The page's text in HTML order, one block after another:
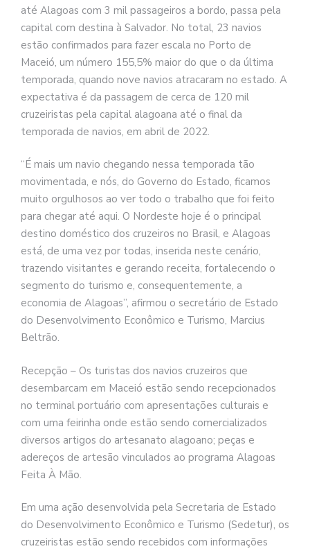
até Alagoas com 3 mil passageiros a bordo, passa pela
capital com destina à Salvador. No total, 23 navios
estão confirmados para fazer escala no Porto de
Maceió, um número 155,5% maior do que o da última
temporada, quando nove navios atracaram no estado. A
expectativa é da passagem de cerca de 120 mil
cruzeiristas pela capital alagoana até o final da
temporada de navios, em abril de 2022.
“É mais um navio chegando nessa temporada tão
movimentada, e nós, do Governo do Estado, ficamos
muito orgulhosos ao ver todo o trabalho que foi feito
para chegar até aqui. O Nordeste hoje é o principal
destino doméstico dos cruzeiros no Brasil, e Alagoas
está, de uma vez por todas, inserida neste cenário,
trazendo visitantes e gerando receita, fortalecendo o
segmento do turismo e, consequentemente, a
economia de Alagoas”, afirmou o secretário de Estado
do Desenvolvimento Econômico e Turismo, Marcius
Beltrão.
Recepção – Os turistas dos navios cruzeiros que
desembarcam em Maceió estão sendo recepcionados
no terminal portuário com apresentações culturais e
com uma feirinha onde estão sendo comercializados
diversos artigos do artesanato alagoano; peças e
adereços de artesão vinculados ao programa Alagoas
Feita À Mão.
Em uma ação desenvolvida pela Secretaria de Estado
do Desenvolvimento Econômico e Turismo (Sedetur), os
cruzeiristas estão sendo recebidos com informações